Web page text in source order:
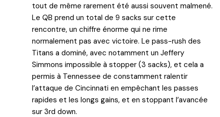
tout de même rarement été aussi souvent malmené.
Le QB prend un total de 9 sacks sur cette
rencontre, un chiffre énorme qui ne rime
normalement pas avec victoire. Le pass-rush des
Titans a dominé, avec notamment un Jeffery
Simmons impossible à stopper (3 sacks), et cela a
permis à Tennessee de constamment ralentir
l’attaque de Cincinnati en empêchant les passes
rapides et les longs gains, et en stoppant l’avancée
sur 3rd down.